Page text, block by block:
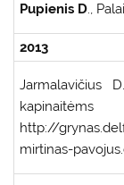
Pupienis D.,
2013
Jarmalavičius
http://
mirtinas-